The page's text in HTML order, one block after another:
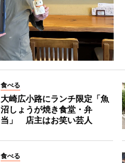
食べる
大崎広小路にランチ限定「魚
沼しょうが焼き食堂・弁
当」 店主はお笑い芸人
食べる